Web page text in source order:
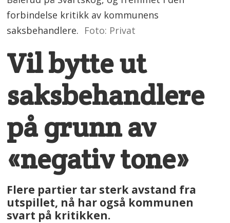
forbindelse kritikk av kommunens
saksbehandlere. Foto: Privat
Vil bytte ut
saksbehandlere
på grunn av
«negativ tone»
Flere partier tar sterk avstand fra
utspillet, nå har også kommunen
svart på kritikken.